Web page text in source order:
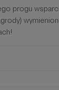
progu